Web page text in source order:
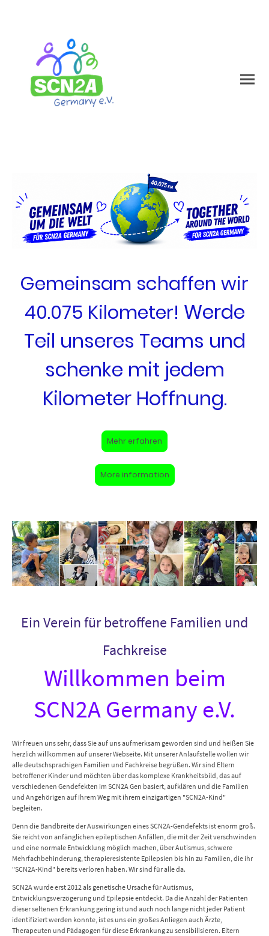
Gemeinsam schaffen wir
40.075 Kilometer! Werde
Teil unseres Teams und
schenke mit jedem
Kilometer Hoffnung.
Mehr erfahren
More information
Ein Verein für betroffene Familien und
Fachkreise
Willkommen beim
SCN2A Germany e.V.
Wir freuen uns sehr, dass Sie auf uns aufmerksam geworden sind und heißen Sie
herzlich willkommen auf unserer Webseite. Mit unserer Anlaufstelle wollen wir
alle deutschsprachigen Familien und Fachkreise begrüßen. Wir sind Eltern
betroffener Kinder und möchten über das komplexe Krankheitsbild, das auf
verschiedenen Gendefekten im SCN2A Gen basiert, aufklären und die Familien
und Angehörigen auf ihrem Weg mit ihrem einzigartigen "SCN2A-Kind"
begleiten.
Denn die Bandbreite der Auswirkungen eines SCN2A-Gendefekts ist enorm groß.
Sie reicht von anfänglichen epileptischen Anfällen, die mit der Zeit verschwinden
und eine normale Entwicklung möglich machen, über Autismus, schwere
Mehrfachbehinderung, therapieresistente Epilepsien bis hin zu Familien, die ihr
"SCN2A-Kind" bereits verloren haben. Wir sind für alle da.
SCN2A wurde erst 2012 als genetische Ursache für Autismus,
Entwicklungsverzögerung und Epilepsie entdeckt. Da die Anzahl der Patienten
dieser seltenen Erkrankung gering ist und auch noch lange nicht jeder Patient
identifiziert werden konnte, ist es uns ein großes Anliegen auch Ärzte,
Therapeuten und Pädagogen für diese Erkrankung zu sensibilisieren. Eltern